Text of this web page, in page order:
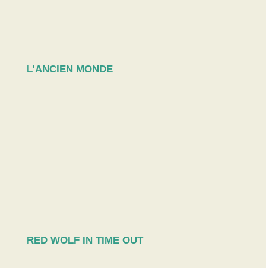
L’ANCIEN MONDE
RED WOLF IN TIME OUT